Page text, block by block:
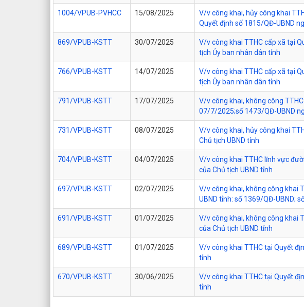
1004/VPUB-PVHCC 15/08/2025
V/v công khai, hủy công khai
Quyết định số 1815/QĐ-UBND
869/VPUB-KSTT 30/07/2025
V/v công khai TTHC cấp xã tại
tịch Ủy ban nhân dân tỉnh
766/VPUB-KSTT 14/07/2025
V/v công khai TTHC cấp xã tại
tịch Ủy ban nhân dân tỉnh
791/VPUB-KSTT 17/07/2025
V/v công khai, không công
07/7/2025;số 1473/QĐ-UBND
731/VPUB-KSTT 08/07/2025
V/v công khai, hủy công khai
Chủ tịch UBND tỉnh
704/VPUB-KSTT 04/07/2025
V/v công khai TTHC lĩnh vực
của Chủ tịch UBND tỉnh
697/VPUB-KSTT 02/07/2025
V/v công khai, không công khai
UBND tỉnh: số 1369/QĐ-UBND;
691/VPUB-KSTT 01/07/2025
V/v công khai, không công khai
của Chủ tịch UBND tỉnh
689/VPUB-KSTT 01/07/2025
V/v công khai TTHC tại Quyết
tỉnh
670/VPUB-KSTT 30/06/2025
V/v công khai TTHC tại Quyết
tỉnh